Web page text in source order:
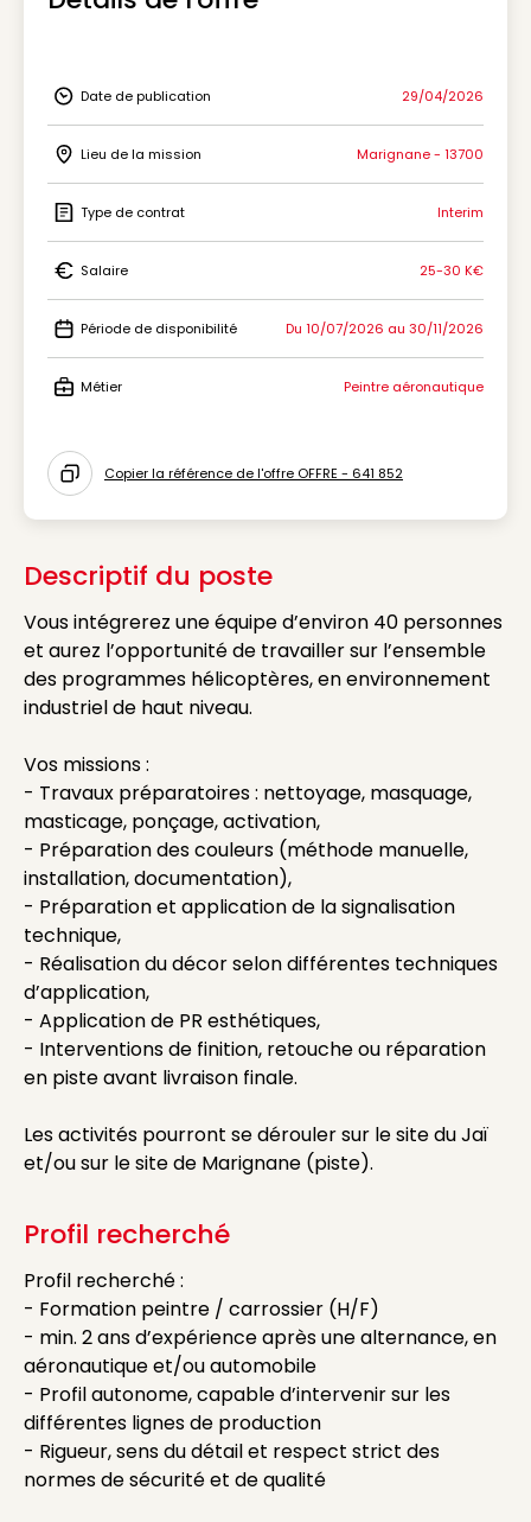
Icon Date de publication
Date de publication 29/04/2026
Icon Lieu de la mission
Lieu de la mission Marignane - 13700
Icon Type de contrat
Type de contrat Interim
Icon Salaire
Salaire 25-30 K€
Icon Période de disponibilité
Période de disponibilité Du 10/07/2026 au 30/11/2026
Métier Peintre aéronautique
Icon copy to clipboard
Copier la référence de l'offre OFFRE - 641 852
Descriptif du poste
Vous intégrerez une équipe d’environ 40 personnes
et aurez l’opportunité de travailler sur l’ensemble
des programmes hélicoptères, en environnement
industriel de haut niveau.
Vos missions :
- Travaux préparatoires : nettoyage, masquage,
masticage, ponçage, activation,
- Préparation des couleurs (méthode manuelle,
installation, documentation),
- Préparation et application de la signalisation
technique,
- Réalisation du décor selon différentes techniques
d’application,
- Application de PR esthétiques,
- Interventions de finition, retouche ou réparation
en piste avant livraison finale.
Les activités pourront se dérouler sur le site du Jaï
et/ou sur le site de Marignane (piste).
Profil recherché
Profil recherché :
- Formation peintre / carrossier (H/F)
- min. 2 ans d’expérience après une alternance, en
aéronautique et/ou automobile
- Profil autonome, capable d’intervenir sur les
différentes lignes de production
- Rigueur, sens du détail et respect strict des
normes de sécurité et de qualité